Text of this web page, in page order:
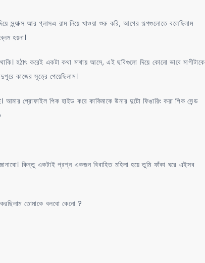
স্ন্যাক্স আর গ্লাসএ রাম নিয়ে খাওয়া শুরু করি, আগের গল্পগুলোতে বলেছিলাম
হয়না।
হঠাৎ করেই একটা কথা মাথায় আসে, এই ছবিগুলো দিয়ে কোনো ভাবে মাগীটাকে
কাজের সূত্রে পেয়েছিলাম।
প্রোফাইল পিক হাইড করে কাকিমাকে উনার দুটো ফিঙারিং করা পিক সেন্ড
কিন্তু একটাই প্রশ্ন একজন বিবাহিত মহিলা হয়ে তুমি ফাঁকা ঘরে এইসব
তোমাকে বলবো কেনো ?